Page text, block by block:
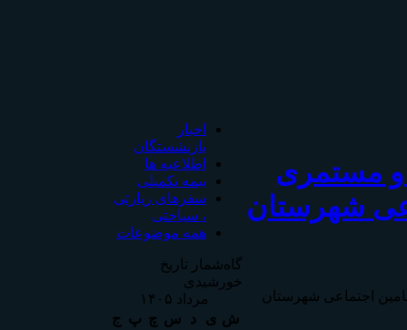
و مستمری
شهرستان
اجتماعی شهرستان
اخبار
بازنشستگان
اطلاعیه ها
بیمه تکمیلی
سفرهای زیارتی
، سیاحتی
همه موضوعات
گاه‌شمار تاریخ
خورشیدی
مرداد ۱۴۰۵
ش ی د س چ پ ج